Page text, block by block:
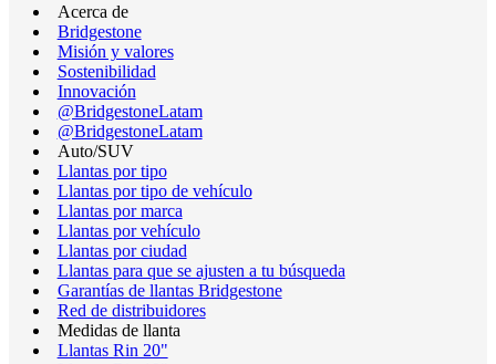
Acerca de
Bridgestone
Misión y valores
Sostenibilidad
Innovación
@BridgestoneLatam
@BridgestoneLatam
Auto/SUV
Llantas por tipo
Llantas por tipo de vehículo
Llantas por marca
Llantas por vehículo
Llantas por ciudad
Llantas para que se ajusten a tu búsqueda
Garantías de llantas Bridgestone
Red de distribuidores
Medidas de llanta
Llantas Rin 20"